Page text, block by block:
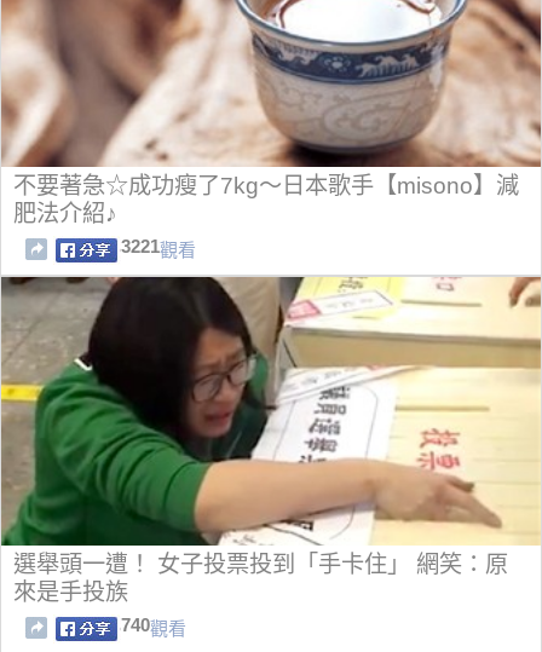
不要著急☆成功瘦了7kg～日本歌手【misono】減
肥法介紹♪
3221觀看
選舉頭一遭！ 女子投票投到「手卡住」 網笑：原
來是手投族
740觀看